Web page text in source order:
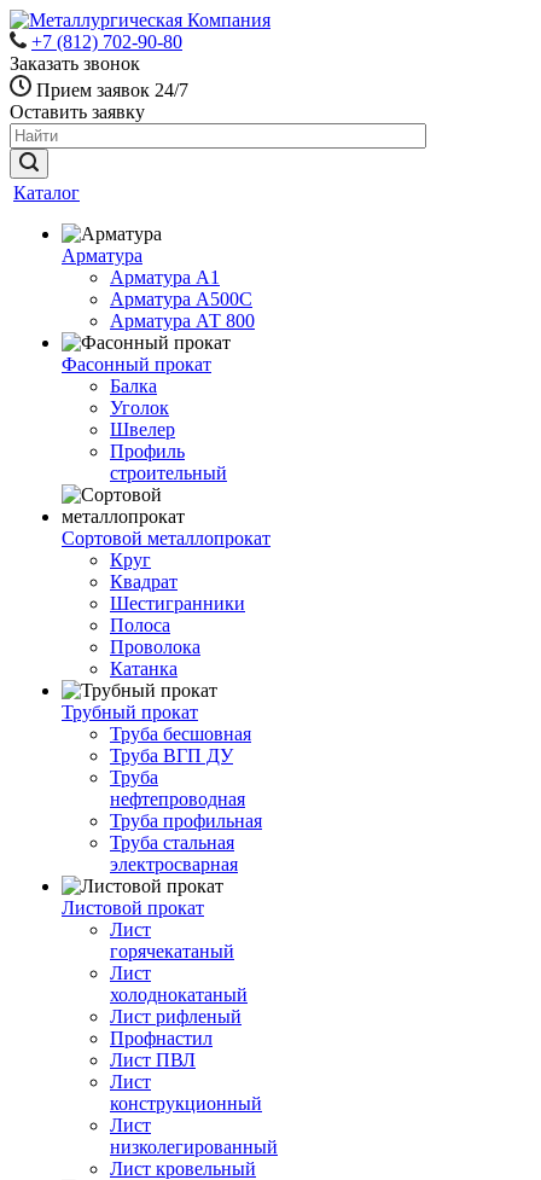
+7 (812) 702-90-80
Заказать звонок
Прием заявок 24/7
Оставить заявку
Каталог
Арматура
Арматура А1
Арматура А500С
Арматура АТ 800
Фасонный прокат
Балка
Уголок
Швелер
Профиль
строительный
Сортовой металлопрокат
Круг
Квадрат
Шестигранники
Полоса
Проволока
Катанка
Трубный прокат
Труба бесшовная
Труба ВГП ДУ
Труба
нефтепроводная
Труба профильная
Труба стальная
электросварная
Листовой прокат
Лист
горячекатаный
Лист
холоднокатаный
Лист рифленый
Профнастил
Лист ПВЛ
Лист
конструкционный
Лист
низколегированный
Лист кровельный